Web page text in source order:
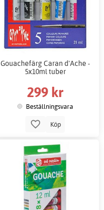
Gouachefärg Caran d'Ache -
5x10ml tuber
299 kr
Beställningsvara
Köp